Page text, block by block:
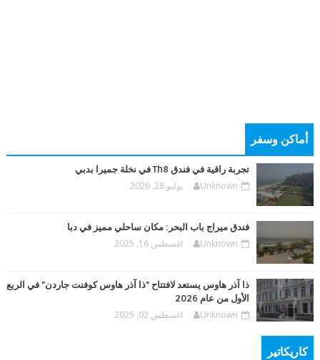
أماكن وسفر
تجربة راقية في فندق Th8 في نخلة جميرا بدبي
Unknown يوليو 28, 2026
فندق ميراج باب البحر: مكان ساحلي مميز في دبا
Unknown اغسطس 16, 2025
ذا آذر هاوس يستعد لافتتاح "ذا آذر هاوس كوفنت جاردن" في الربع
الأول من عام 2026
Unknown اغسطس 02, 2025
كاريكاتير